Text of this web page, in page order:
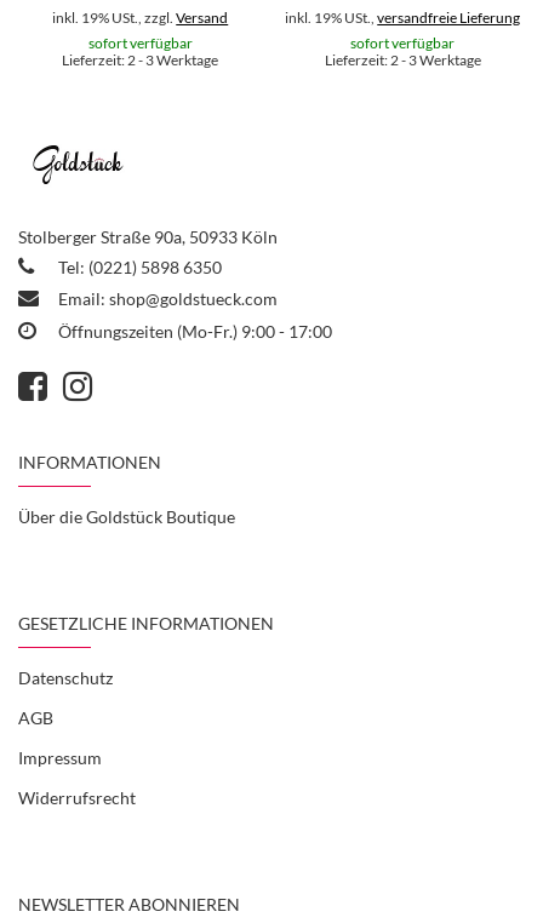
inkl. 19% USt., zzgl.Versand
sofort verfügbar
Lieferzeit: 2 - 3 Werktage
inkl. 19% USt.,versandfreie Lieferung
sofort verfügbar
Lieferzeit: 2 - 3 Werktage
Stolberger Straße 90a, 50933 Köln
Tel: (0221) 5898 6350
Email: shop@goldstueck.com
Öffnungszeiten (Mo-Fr.) 9:00 - 17:00
INFORMATIONEN
Über die Goldstück Boutique
GESETZLICHE INFORMATIONEN
Datenschutz
AGB
Impressum
Widerrufsrecht
NEWSLETTER ABONNIEREN